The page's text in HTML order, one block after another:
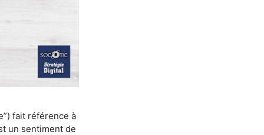
fait référence à
un sentiment de